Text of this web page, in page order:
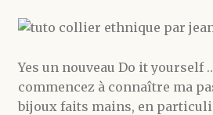
Yes un nouveau Do it yourself
commencez à connaître ma
bijoux faits mains, en